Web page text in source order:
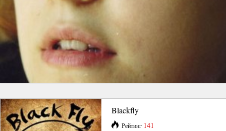
Blackfly
Рейтинг 141